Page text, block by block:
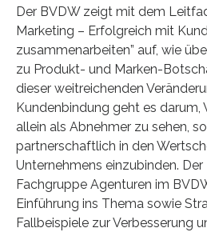
Der BVDW zeigt mit dem
Marketing – Erfolgreich mit
zusammenarbeiten” auf, wie
zu Produkt- und Marken-
dieser weitreichenden
Kundenbindung geht es darum,
allein als Abnehmer zu sehen,
partnerschaftlich in den
Unternehmens einzubinden.
Fachgruppe Agenturen im
Einführung ins Thema sowie
Fallbeispiele zur Verbesserung